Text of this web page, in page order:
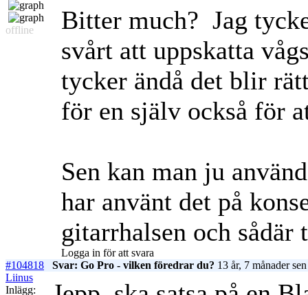
offline Bitter much? Jag
svårt att uppskatta
tycker ändå det blir
för en själv också för
Sen kan man ju
har använt det på
gitarrhalsen och sådär
Logga in för att svara
#104818
Svar: Go Pro - vilken föredrar du? 13 år, 7 månader sen
Liinus
Inlägg: